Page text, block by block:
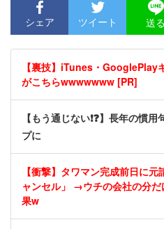
シェア ツイート 送る
【裏技】iTunes・GooglePlay
がこちらwwwwwww [PR]
【もう通じない❗❓】長年の慣
プに
【衝撃】タワマン完成前日に
ャンセル」 →ウチの会社の分
果w